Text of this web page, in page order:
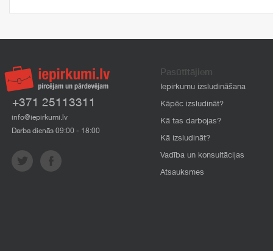
+371 25113311
info@iepirkumi.lv
Darba dienās 09:00 - 18:00
Pasūtītājiem
Iepirkumu izsludināšana
Kāpēc izsludināt?
Kā tas darbojas?
Kā izsludināt?
Vadība un konsultācijas
Atsauksmes